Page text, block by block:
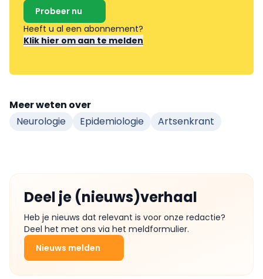
Probeer nu
Heeft u al een abonnement?
Klik hier om aan te melden
Meer weten over
Neurologie
Epidemiologie Artsenkrant
Deel je (nieuws)verhaal
Heb je nieuws dat relevant is voor onze redactie?
Deel het met ons via het meldformulier.
Nieuws melden